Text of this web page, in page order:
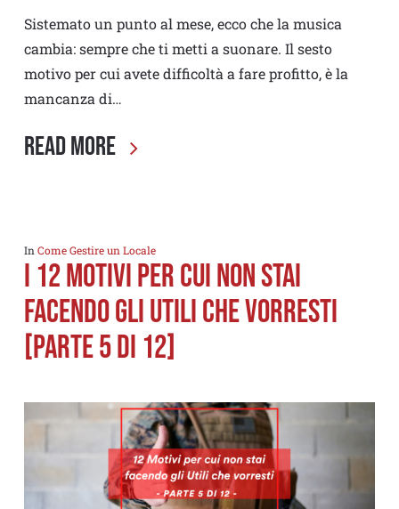
Sistemato un punto al mese, ecco che la musica
cambia: sempre che ti metti a suonare. Il sesto
motivo per cui avete difficoltà a fare profitto, è la
mancanza di…
Read More
InCome Gestire un Locale
I 12 MOTIVI PER CUI NON STAI
FACENDO GLI UTILI CHE VORRESTI
[PARTE 5 di 12]